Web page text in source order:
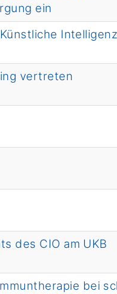
ein
Intelligenz
vertreten
des CIO am UKB
bei